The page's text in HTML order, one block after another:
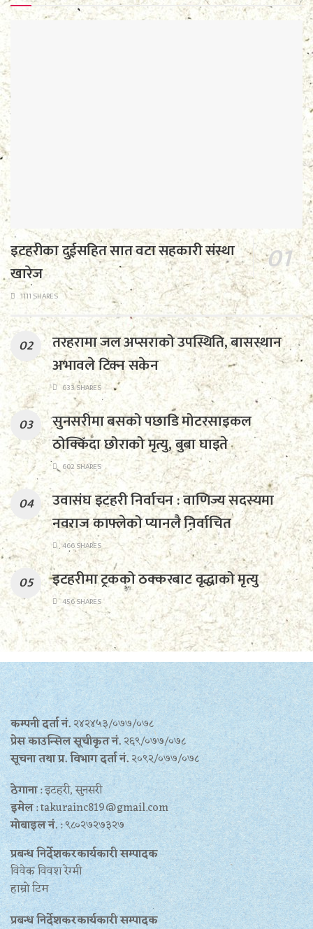
इटहरीका दुईसहित सात वटा सहकारी संस्था
खारेज
1111 SHARES
तरहरामा जल अप्सराको उपस्थिति, बासस्थान
अभावले टिक्न सकेन
633 SHARES
सुनसरीमा बसको पछाडि मोटरसाइकल
ठोक्किँदा छोराको मृत्यु, बुबा घाइते
602 SHARES
उवासंघ इटहरी निर्वाचन : वाणिज्य सदस्यमा
नवराज काफ्लेको प्यानलै निर्वाचित
466 SHARES
इटहरीमा ट्रकको ठक्करबाट वृद्धाको मृत्यु
456 SHARES
कम्पनी दर्ता नं.२४२४५३/०७७/०७८
प्रेस काउन्सिल सूचीकृत नं.२६९/०७७/०७८
सूचना तथा प्र‍. विभाग दर्ता नं.२०९२/०७७/०७८
ठेगाना: इटहरी, सुनसरी
इमेल: takurainc819@gmail.com
मोबाइल नं.: ९८०२७२७३२७
प्रबन्ध निर्देशकरकार्यकारी सम्पादक
विवेक विवश रेग्मी
हाम्रो टिम
प्रबन्ध निर्देशकरकार्यकारी सम्पादक